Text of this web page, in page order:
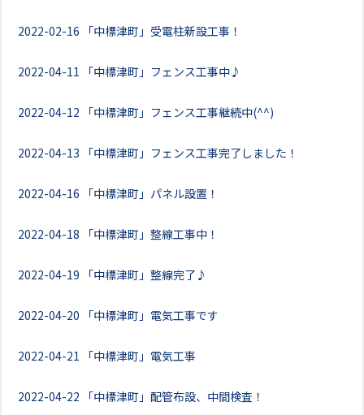
2022-02-16 「中標津町」受電柱新設工事！
2022-04-11 「中標津町」フェンス工事中♪
2022-04-12 「中標津町」フェンス工事継続中(^^)
2022-04-13 「中標津町」フェンス工事完了しました！
2022-04-16 「中標津町」パネル設置！
2022-04-18 「中標津町」整線工事中！
2022-04-19 「中標津町」整線完了♪
2022-04-20 「中標津町」電気工事です
2022-04-21 「中標津町」電気工事
2022-04-22 「中標津町」配管布設、中間検査！